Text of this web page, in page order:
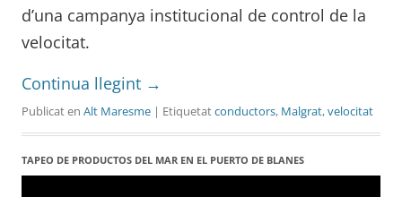
d’una campanya institucional de control de la
velocitat.
Continua llegint →
Publicat en Alt Maresme | Etiquetatconductors, Malgrat,velocitat
TAPEO DE PRODUCTOS DEL MAR EN EL PUERTO DE BLANES
Reproductor